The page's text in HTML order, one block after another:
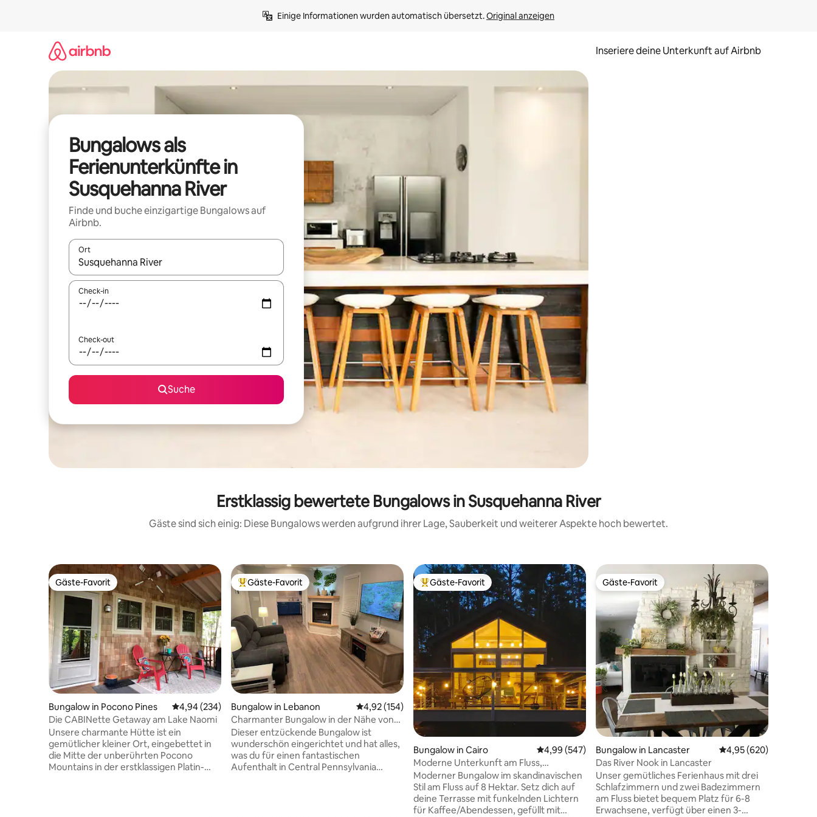
Einige Informationen wurden automatisch übersetzt. Original anzeigen
Inseriere deine Unterkunft auf Airbnb
Bungalows als
Ferienunterkünfte in
Susquehanna River
Finde und buche einzigartige Bungalows auf
Airbnb.
Ort
Wenn Ergebnisse verfügbar sind, navigiere mit den Pfeiltasten nach oben und unten oder erkunde die Ergebnisse durch Berühren oder Wischgesten.
Check-in
Check-out
Suche
Erstklassig bewertete Bungalows in Susquehanna River
Gäste sind sich einig: Diese Bungalows werden aufgrund ihrer Lage, Sauberkeit und weiterer Aspekte hoch bewertet.
Gäste-Favorit
Gäste-Favorit
Bungalow in Pocono Pines Durchschnittliche Bewertung: 4,94 von 5, 234 Bewertungen
4,94 (234)
Die CABINette Getaway am Lake Naomi
Unsere charmante Hütte ist ein
gemütlicher kleiner Ort, eingebettet in
die Mitte der unberührten Pocono
Mountains in der erstklassigen Platin-
Beliebter Gäste-Favorit.
Gäste-Favorit
Bungalow in Lebanon Durchschnittliche Bewertung: 4,92 von 5, 154 Bewertungen
4,92 (154)
Charmanter Bungalow in der Nähe von
HERSHEY! Wandern und Parks in der
Nähe
Dieser entzückende Bungalow ist
wunderschön eingerichtet und hat alles,
was du für einen fantastischen
Aufenthalt in Central Pennsylvania
Beliebter Gäste-Favorit.
Gäste-Favorit
Bungalow in Cairo Durchschnittliche Bewertung: 4,99 von 5, 547 Bewertungen
4,99 (547)
Moderne Unterkunft am Fluss,
Schwimmen und Angeln, 20 Minuten
nach Hudson
Moderner Bungalow im skandinavischen
Stil am Fluss auf 8 Hektar. Setz dich auf
deine Terrasse mit funkelnden Lichtern
für Kaffee/Abendessen, gefüllt mit
Gäste-Favorit
Gäste-Favorit
Bungalow in Lancaster Durchschnittliche
4,95 (620)
Das River Nook in Lancaster
Unser gemütliches Ferienhaus mit drei
Schlafzimmern und zwei Badezimmern
am Fluss bietet bequem Platz für 6-8
Erwachsene, verfügt über einen 3-